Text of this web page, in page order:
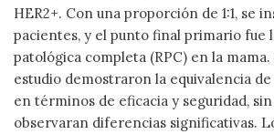
HER2+. Con una proporción de 1:1, se
pacientes, y el punto final primario fue
patológica completa (RPC) en la
estudio demostraron la equivalencia
en términos de eficacia y seguridad, sin
observaran diferencias significativas.